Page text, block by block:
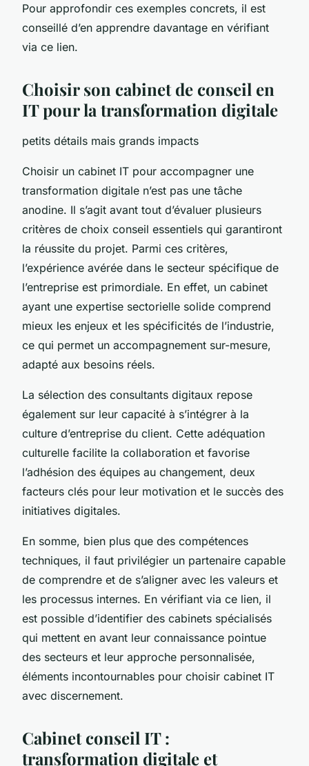
Pour approfondir ces exemples concrets, il est
conseillé d’en apprendre davantage en vérifiant
via ce lien.
Choisir son cabinet de conseil en
IT pour la transformation digitale
petits détails mais grands impacts
Choisir un cabinet IT pour accompagner une
transformation digitale n’est pas une tâche
anodine. Il s’agit avant tout d’évaluer plusieurs
critères de choix conseil essentiels qui garantiront
la réussite du projet. Parmi ces critères,
l’expérience avérée dans le secteur spécifique de
l’entreprise est primordiale. En effet, un cabinet
ayant une expertise sectorielle solide comprend
mieux les enjeux et les spécificités de l’industrie,
ce qui permet un accompagnement sur-mesure,
adapté aux besoins réels.
La sélection des consultants digitaux repose
également sur leur capacité à s’intégrer à la
culture d’entreprise du client. Cette adéquation
culturelle facilite la collaboration et favorise
l’adhésion des équipes au changement, deux
facteurs clés pour leur motivation et le succès des
initiatives digitales.
En somme, bien plus que des compétences
techniques, il faut privilégier un partenaire capable
de comprendre et de s’aligner avec les valeurs et
les processus internes. En vérifiant via ce lien, il
est possible d’identifier des cabinets spécialisés
qui mettent en avant leur connaissance pointue
des secteurs et leur approche personnalisée,
éléments incontournables pour choisir cabinet IT
avec discernement.
Cabinet conseil IT :
transformation digitale et